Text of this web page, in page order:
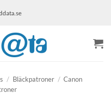
/ Bläckpatroner / Canon